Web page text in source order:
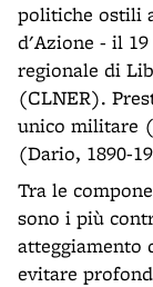
politiche ostili
d'Azione - il
regionale di
(CLNER).
unico militare
(Dario, 1890-
Tra le
sono i più
atteggiamento
evitare